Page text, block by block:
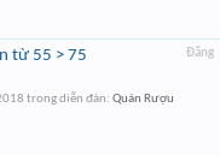
Đăng
từ 55 > 75
trong diễn đàn: Quán Rượu